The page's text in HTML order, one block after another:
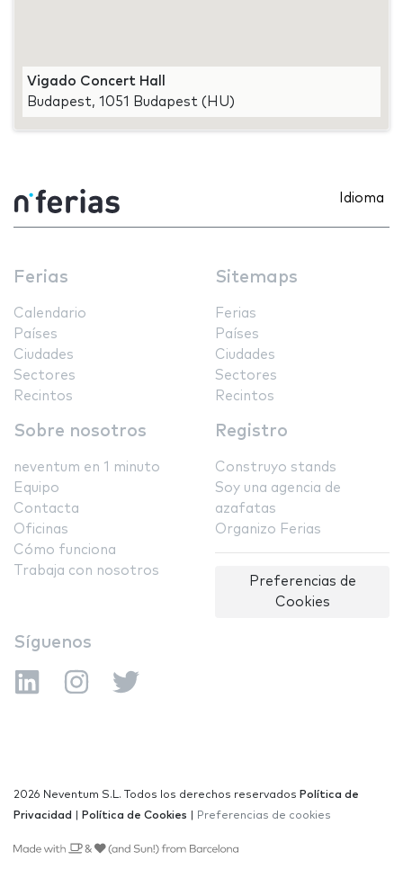
Vigado Concert Hall
Budapest, 1051 Budapest (HU)
Idioma
Ferias
Calendario
Países
Ciudades
Sectores
Recintos
Sitemaps
Ferias
Países
Ciudades
Sectores
Recintos
Sobre nosotros
neventum en 1 minuto
Equipo
Contacta
Oficinas
Cómo funciona
Trabaja con nosotros
Registro
Construyo stands
Soy una agencia de
azafatas
Organizo Ferias
Preferencias de
Cookies
Síguenos
2026 Neventum S.L. Todos los derechos reservados Política de
Privacidad
Política de Cookies Preferencias de cookies